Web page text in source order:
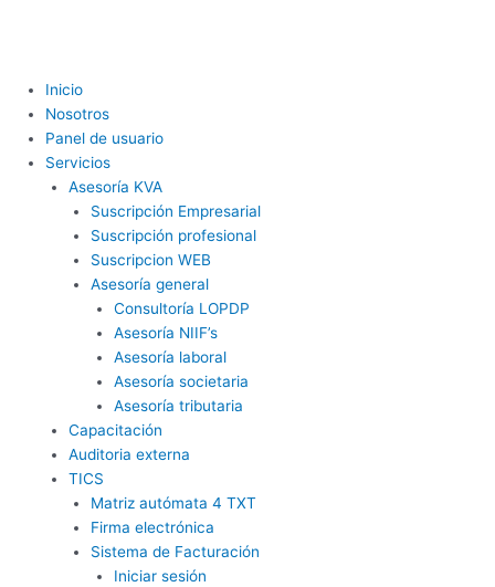
Inicio
Nosotros
Panel de usuario
Servicios
Asesoría KVA
Suscripción Empresarial
Suscripción profesional
Suscripcion WEB
Asesoría general
Consultoría LOPDP
Asesoría NIIF’s
Asesoría laboral
Asesoría societaria
Asesoría tributaria
Capacitación
Auditoria externa
TICS
Matriz autómata 4 TXT
Firma electrónica
Sistema de Facturación
Iniciar sesión